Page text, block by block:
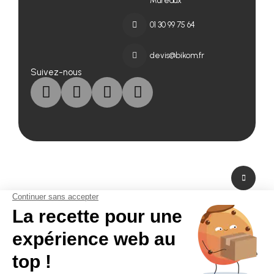
01 30 99 75 64
devis@bikom.fr
Suivez-nous
A propos de nous
Fabricant de PLV en carton et fabricant de stand modulaire, Bikom est situé
dans les Yvelines en Ile-de-France. A peine à 20 mn de Paris La Défense,
Bikom peut fabriquer et livrer dans l'urgence. Proposant une large gamme
de produits et services, de la création graphique à la fabrication en passant